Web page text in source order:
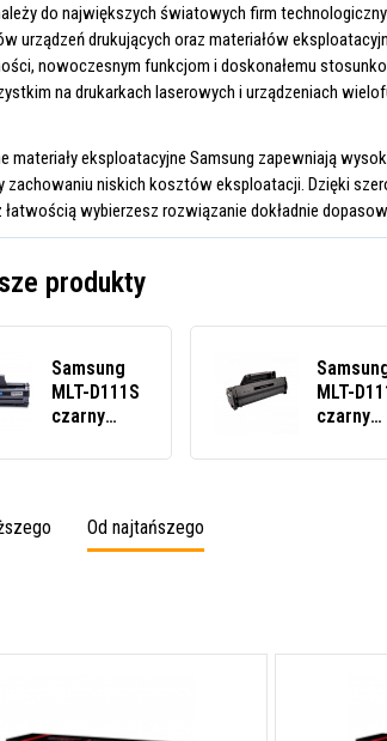
do największych światowych firm
urządzeń drukujących oraz materiałów
nowoczesnym funkcjom i doskonałemu
na drukarkach laserowych i urządzeniach
materiały eksploatacyjne Samsung zapewniają
zachowaniu niskich kosztów eksploatacji. Dzięki
łatwością wybierzesz rozwiązanie dokładnie
produkty
Samsung
MLT-D111S
czarny
toner
MLT-
czarny
toner
Od najtańszego